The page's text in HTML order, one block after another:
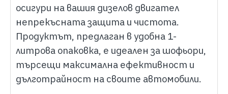
осигури на вашия дизелов двигател
непрекъсната защита и чистота.
Продуктът, предлаган в удобна 1-
литрова опаковка, е идеален за шофьори,
търсещи максимална ефективност и
дълготрайност на своите автомобили.